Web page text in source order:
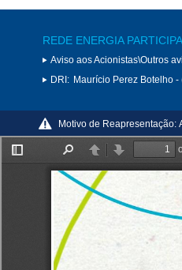
REDE ENERGIA
Aviso aos Acionistas\Outros
DRI: Maurício Perez Botelho -
Motivo de Reapresentação: